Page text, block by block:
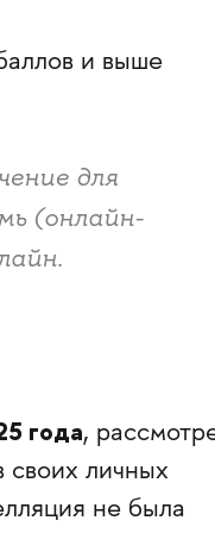
и выше
для
(онлайн-
года,
своих личных
не была